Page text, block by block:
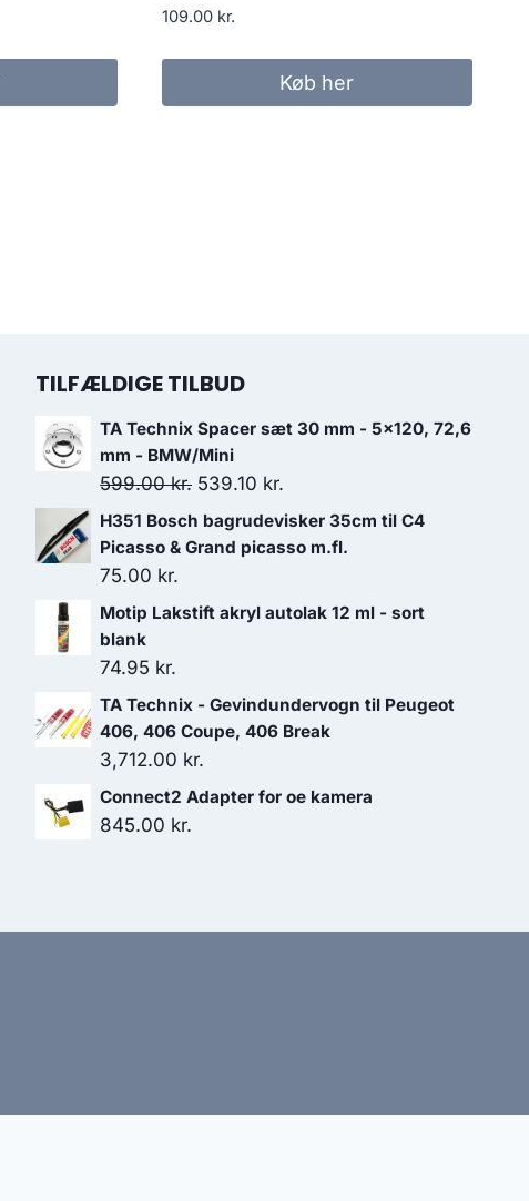
109.00 kr.
Køb her
TILFÆLDIGE TILBUD
TA Technix Spacer sæt 30 mm - 5x120, 72,6
mm - BMW/Mini
599.00kr. Den
oprindelige
pris
599.00 kr..
539.10 kr.
aktuelle
pris
539.10 kr..
H351 Bosch bagrudevisker 35cm til C4
Picasso & Grand picasso m.fl.
75.00 kr.
Motip Lakstift akryl autolak 12 ml - sort
blank
74.95 kr.
TA Technix - Gevindundervogn til Peugeot
406, 406 Coupe, 406 Break
3,712.00 kr.
Connect2 Adapter for oe kamera
845.00 kr.